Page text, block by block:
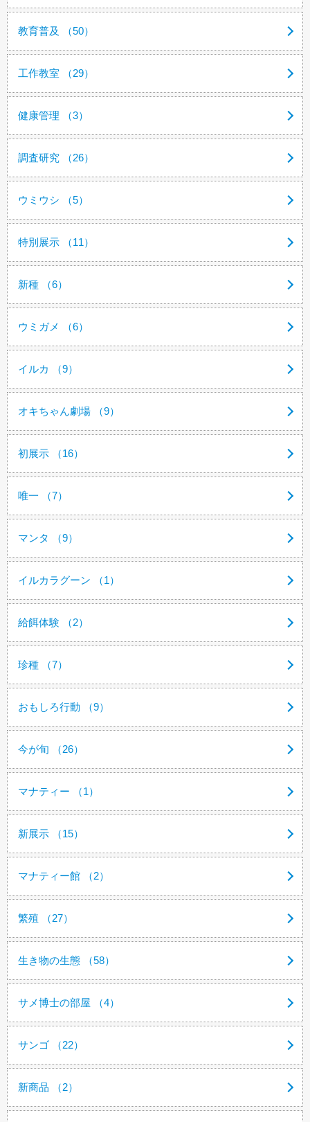
教育普及 （50）
工作教室 （29）
健康管理 （3）
調査研究 （26）
ウミウシ （5）
特別展示 （11）
新種 （6）
ウミガメ （6）
イルカ （9）
オキちゃん劇場 （9）
初展示 （16）
唯一 （7）
マンタ （9）
イルカラグーン （1）
給餌体験 （2）
珍種 （7）
おもしろ行動 （9）
今が旬 （26）
マナティー （1）
新展示 （15）
マナティー館 （2）
繁殖 （27）
生き物の生態 （58）
サメ博士の部屋 （4）
サンゴ （22）
新商品 （2）